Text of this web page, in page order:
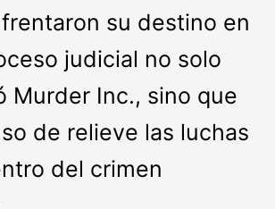
su destino en
judicial no solo
Murder Inc., sino que
de relieve las luchas
del crimen